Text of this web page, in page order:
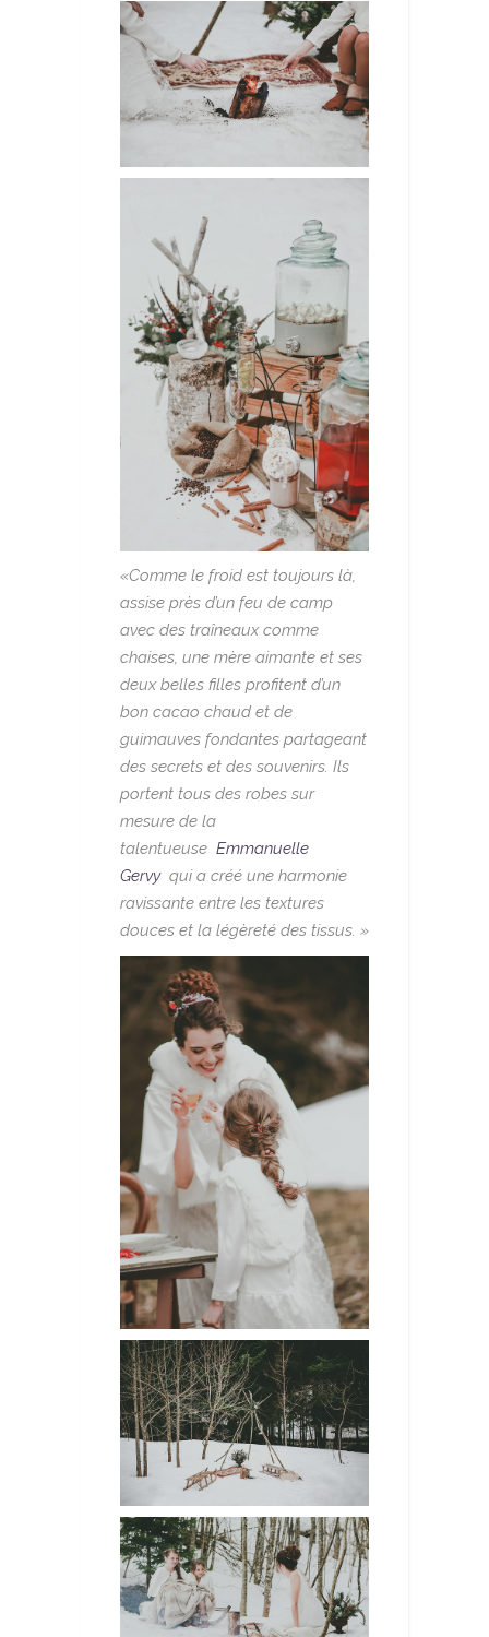
«Comme le froid est toujours là,
assise près d’un feu de camp
avec des traîneaux comme
chaises, une mère aimante et ses
deux belles filles profitent d’un
bon cacao chaud et de
guimauves fondantes partageant
des secrets et des souvenirs. Ils
portent tous des robes sur
mesure de la
talentueuse Emmanuelle
Gervyqui a créé une harmonie
ravissante entre les textures
douces et la légèreté des tissus. »